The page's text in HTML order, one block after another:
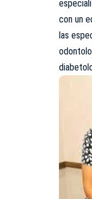
con un
las